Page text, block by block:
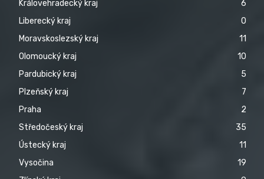
Královehradecký kraj
6
Liberecký kraj
0
Moravskoslezský kraj
11
Olomoucký kraj
10
Pardubický kraj
5
Plzeňský kraj
7
Praha
2
Středočeský kraj
35
Ústecký kraj
11
Vysočina
19